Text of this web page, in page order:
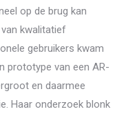
op de brug kan
kwalitatief
gebruikers kwam
prototype van een AR-
en daarmee
Haar onderzoek blonk